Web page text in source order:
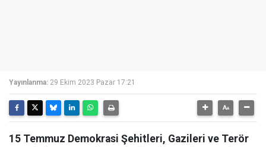
Yayınlanma: 29 Ekim 2023 Pazar 17:21
15 Temmuz Demokrasi Şehitleri, Gazileri ve Terör